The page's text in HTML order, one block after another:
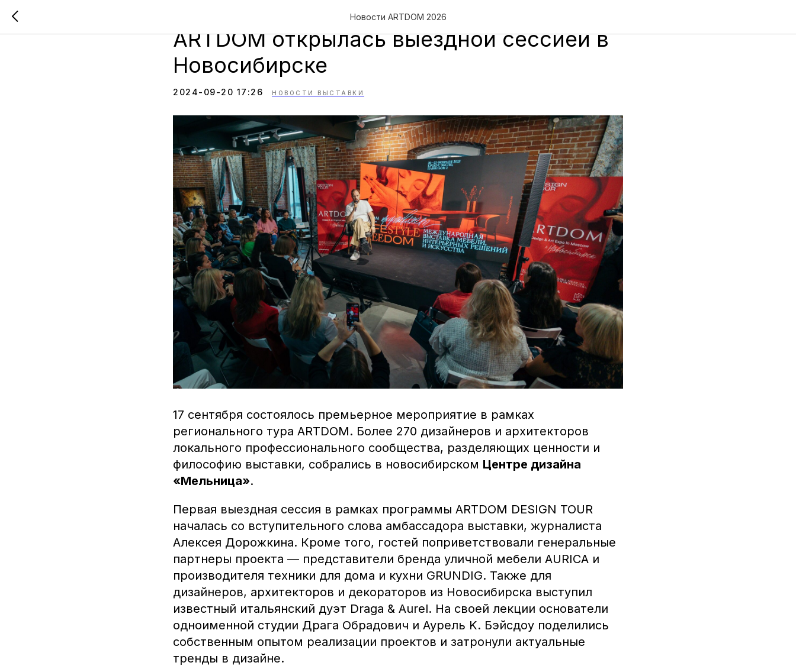
Новости ARTDOM 2026
Региональная программа выставки
ARTDOM открылась выездной сессией в
Новосибирске
2024-09-20 17:26 НОВОСТИ ВЫСТАВКИ
17 сентября состоялось премьерное мероприятие в рамках
регионального тура ARTDOM. Более 270 дизайнеров и архитекторов
локального профессионального сообщества, разделяющих ценности и
философию выставки, собрались в новосибирском Центре дизайна
«Мельница».
Первая выездная сессия в рамках программы ARTDOM DESIGN TOUR
началась со вступительного слова амбассадора выставки, журналиста
Алексея Дорожкина. Кроме того, гостей поприветствовали генеральные
партнеры проекта — представители бренда уличной мебели AURICA и
производителя техники для дома и кухни GRUNDIG. Также для
дизайнеров, архитекторов и декораторов из Новосибирска выступил
известный итальянский дуэт Draga & Aurel. На своей лекции основатели
одноименной студии Драга Обрадович и Аурель K. Бэйсдоу поделились
собственным опытом реализации проектов и затронули актуальные
тренды в дизайне.